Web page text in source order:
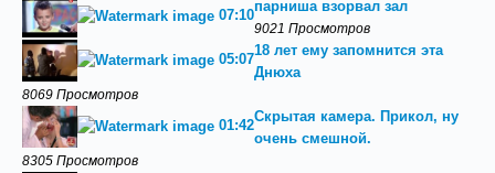
07:10
парниша взорвал зал
9021 Просмотров
05:07
18 лет ему запомнится эта
Днюха
8069 Просмотров
01:42
Скрытая камера. Прикол, ну
очень смешной.
8305 Просмотров